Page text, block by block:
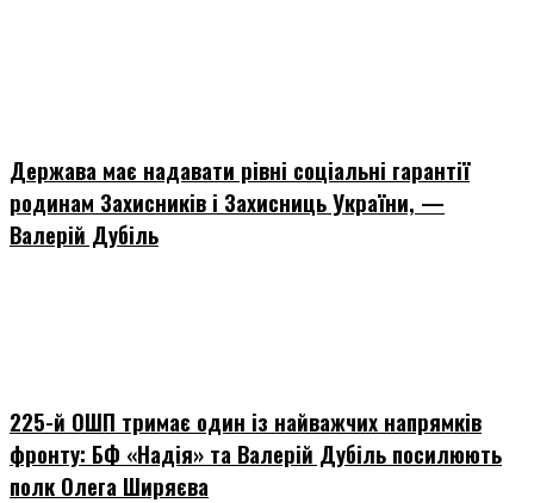
Держава має надавати рівні соціальні гарантії
родинам Захисників і Захисниць України, —
Валерій Дубіль
225-й ОШП тримає один із найважчих напрямків
фронту: БФ «Надія» та Валерій Дубіль посилюють
полк Олега Ширяєва